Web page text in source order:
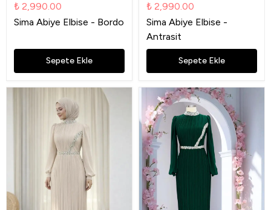
₺ 2,990.00
Sima Abiye Elbise - Bordo
Sepete Ekle
₺ 2,990.00
Sima Abiye Elbise -
Antrasit
Sepete Ekle